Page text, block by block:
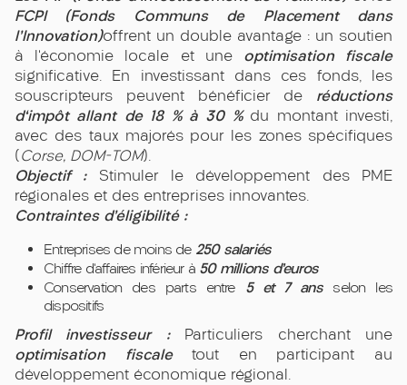
FCPI (Fonds Communs de Placement dans
l’Innovation)offrent un double avantage : un soutien
à l’économie locale et une optimisation fiscale
significative. En investissant dans ces fonds, les
souscripteurs peuvent bénéficier de réductions
d'impôt allant de 18 % à 30 %du montant investi,
avec des taux majorés pour les zones spécifiques
(Corse, DOM-TOM).
Objectif :Stimuler le développement des PME
régionales et des entreprises innovantes.
Contraintes d’éligibilité :
Entreprises de moins de 250 salariés
Chiffre d’affaires inférieur à 50 millions d’euros
Conservation des parts entre 5 et 7 ansselon les
dispositifs
Profil investisseur :Particuliers cherchant une
optimisation fiscaletout en participant au
développement économique régional.